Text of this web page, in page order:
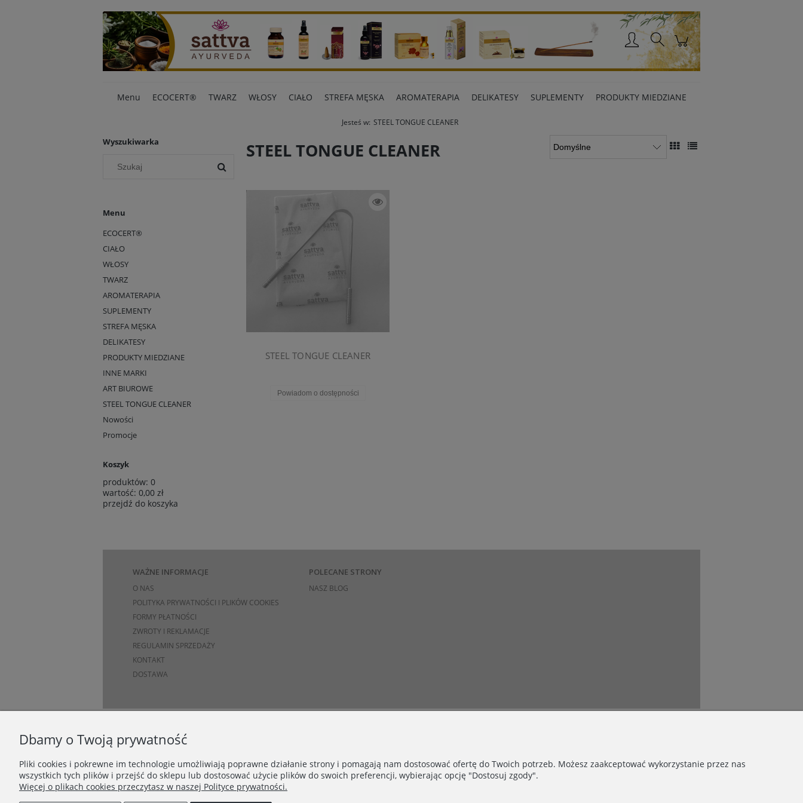
Menu ECOCERT® TWARZ WŁOSY CIAŁO STREFA MĘSKA AROMATERAPIA DELIKATESY SUPLEMENTY PRODUKTY MIEDZIANE
Jesteś w: STEEL TONGUE CLEANER
Wyszukiwarka
Menu
ECOCERT®
CIAŁO
WŁOSY
TWARZ
AROMATERAPIA
SUPLEMENTY
STREFA MĘSKA
DELIKATESY
PRODUKTY MIEDZIANE
INNE MARKI
ART BIUROWE
STEEL TONGUE CLEANER
Nowości
Promocje
Koszyk
produktów: 0
wartość: 0,00 zł
przejdź do koszyka
STEEL TONGUE CLEANER
STEEL TONGUE CLEANER
Powiadom o dostępności
WAŻNE INFORMACJE
O NAS
POLITYKA PRYWATNOŚCI I PLIKÓW COOKIES
FORMY PŁATNOŚCI
ZWROTY I REKLAMACJE
REGULAMIN SPRZEDAŻY
KONTAKT
DOSTAWA
POLECANE STRONY
NASZ BLOG
Dbamy o Twoją prywatność
Pliki cookies i pokrewne im technologie umożliwiają poprawne działanie strony i pomagają nam dostosować ofertę do Twoich potrzeb. Możesz zaakceptować wykorzystanie przez nas
wszystkich tych plików i przejść do sklepu lub dostosować użycie plików do swoich preferencji, wybierając opcję "Dostosuj zgody".
Więcej o plikach cookies przeczytasz w naszej Polityce prywatności.